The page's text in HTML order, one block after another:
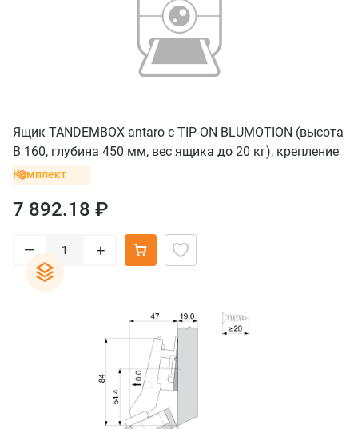
Ящик TANDEMBOX antaro с TIP-ON BLUMOTION (высота
B 160, глубина 450 мм, вес ящика до 20 кг), крепление
под саморезы, черный
Комплект
7 892.18 ₽
– +